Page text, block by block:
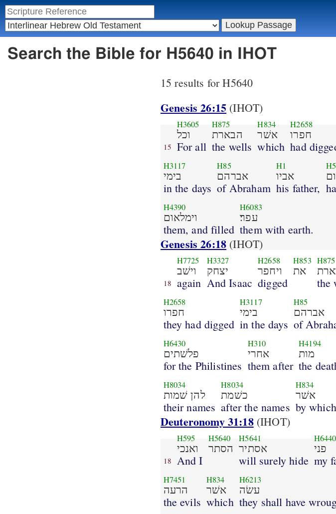
Search the Bible for H5640 in IHOT
15 results for H5640
Genesis 26:15 (IHOT)
15
H3605
וכל
For all
H875
הבארת
the wells
H834
אשׁר
which
H2658
חפרו
had
H3117
בימי
in the days
H85
אברהם
of Abraham
H1
אביו
his father,
H4390
וימלאום
them, and filled
H6083
עפר׃
them with earth.
Genesis 26:18 (IHOT)
18
H7725
וישׁב
again
H3327
יצחק
And Isaac
H2658
ויחפר
digged
H853
את
H875
the
H2658
חפרו
they had digged
H3117
בימי
in the days
H85
אברהם
of
H6430
פלשׁתים
for the Philistines
H310
אחרי
them after
H4194
מות
the
H8034
להן שׁמות
their names
H8034
כשׁמת
after the names
H834
אשׁר
by which
Deuteronomy 31:18(IHOT)
18
H595
ואנכי
And I
H5640
הסתר
H5641
אסתיר
will surely hide
H6440
פני
my
H7451
הרעה
the evils
H834
אשׁר
which
H6213
עשׂה
they shall have